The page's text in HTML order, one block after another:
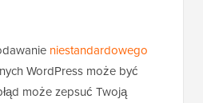
niestandardowego
WordPress może być
może zepsuć Twoją